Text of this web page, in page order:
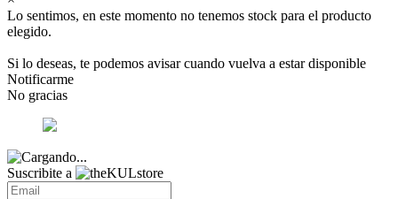
Lo sentimos, en este momento no tenemos stock para el producto
elegido.
Si lo deseas, te podemos avisar cuando vuelva a estar disponible
Notificarme
No gracias
Suscribite a